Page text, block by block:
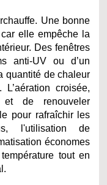
Une bonne
elle empêche la
Des fenêtres
anti-UV ou d’un
quantité de chaleur
croisée,
de renouveler
pour rafraîchir les
l'utilisation de
économes
tout en